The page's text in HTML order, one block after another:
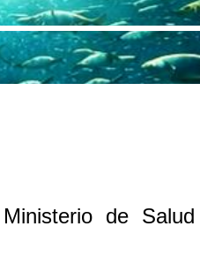
Ministerio de